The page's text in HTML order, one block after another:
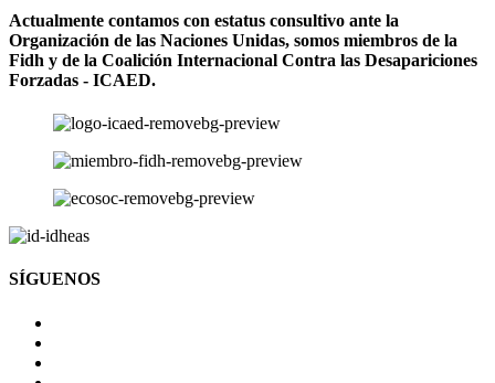
Actualmente contamos con estatus consultivo ante la
Organización de las Naciones Unidas, somos miembros de la
Fidh y de la Coalición Internacional Contra las Desapariciones
Forzadas - ICAED.
SÍGUENOS